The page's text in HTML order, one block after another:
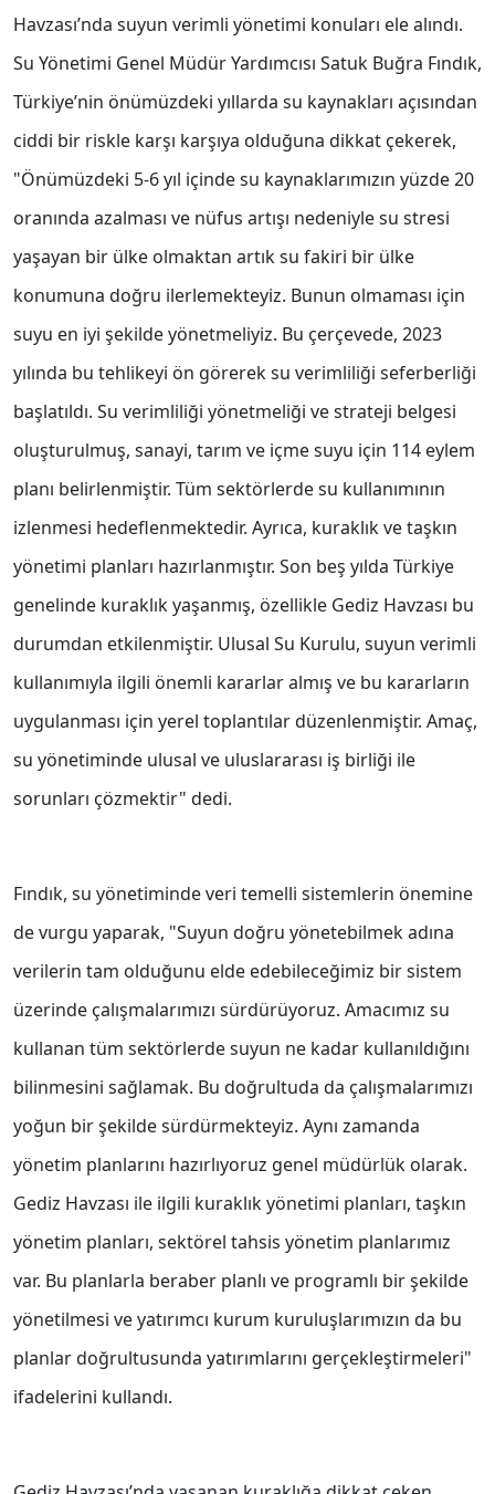
Havzası’nda suyun verimli yönetimi konuları ele alındı.
Su Yönetimi Genel Müdür Yardımcısı Satuk Buğra Fındık,
Türkiye’nin önümüzdeki yıllarda su kaynakları açısından
ciddi bir riskle karşı karşıya olduğuna dikkat çekerek,
"Önümüzdeki 5-6 yıl içinde su kaynaklarımızın yüzde 20
oranında azalması ve nüfus artışı nedeniyle su stresi
yaşayan bir ülke olmaktan artık su fakiri bir ülke
konumuna doğru ilerlemekteyiz. Bunun olmaması için
suyu en iyi şekilde yönetmeliyiz. Bu çerçevede, 2023
yılında bu tehlikeyi ön görerek su verimliliği seferberliği
başlatıldı. Su verimliliği yönetmeliği ve strateji belgesi
oluşturulmuş, sanayi, tarım ve içme suyu için 114 eylem
planı belirlenmiştir. Tüm sektörlerde su kullanımının
izlenmesi hedeflenmektedir. Ayrıca, kuraklık ve taşkın
yönetimi planları hazırlanmıştır. Son beş yılda Türkiye
genelinde kuraklık yaşanmış, özellikle Gediz Havzası bu
durumdan etkilenmiştir. Ulusal Su Kurulu, suyun verimli
kullanımıyla ilgili önemli kararlar almış ve bu kararların
uygulanması için yerel toplantılar düzenlenmiştir. Amaç,
su yönetiminde ulusal ve uluslararası iş birliği ile
sorunları çözmektir" dedi.
Fındık, su yönetiminde veri temelli sistemlerin önemine
de vurgu yaparak, "Suyun doğru yönetebilmek adına
verilerin tam olduğunu elde edebileceğimiz bir sistem
üzerinde çalışmalarımızı sürdürüyoruz. Amacımız su
kullanan tüm sektörlerde suyun ne kadar kullanıldığını
bilinmesini sağlamak. Bu doğrultuda da çalışmalarımızı
yoğun bir şekilde sürdürmekteyiz. Aynı zamanda
yönetim planlarını hazırlıyoruz genel müdürlük olarak.
Gediz Havzası ile ilgili kuraklık yönetimi planları, taşkın
yönetim planları, sektörel tahsis yönetim planlarımız
var. Bu planlarla beraber planlı ve programlı bir şekilde
yönetilmesi ve yatırımcı kurum kuruluşlarımızın da bu
planlar doğrultusunda yatırımlarını gerçekleştirmeleri"
ifadelerini kullandı.